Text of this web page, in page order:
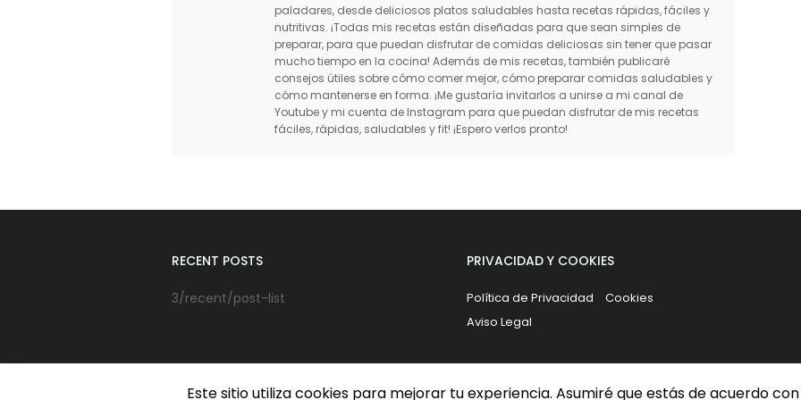
Este sitio utiliza cookies para mejorar tu experiencia. Asumiré que estás de acuerdo
paladares, desde deliciosos platos saludables hasta recetas rápidas, fáciles y
nutritivas. ¡Todas mis recetas están diseñadas para que sean simples de
preparar, para que puedan disfrutar de comidas deliciosas sin tener que pasar
mucho tiempo en la cocina! Además de mis recetas, también publicaré
consejos útiles sobre cómo comer mejor, cómo preparar comidas saludables y
cómo mantenerse en forma. ¡Me gustaría invitarlos a unirse a mi canal de
Youtube y mi cuenta de Instagram para que puedan disfrutar de mis recetas
fáciles, rápidas, saludables y fit! ¡Espero verlos pronto!
RECENT POSTS
3/recent/post-list
PRIVACIDAD Y COOKIES
Política de Privacidad
Cookies
Aviso Legal